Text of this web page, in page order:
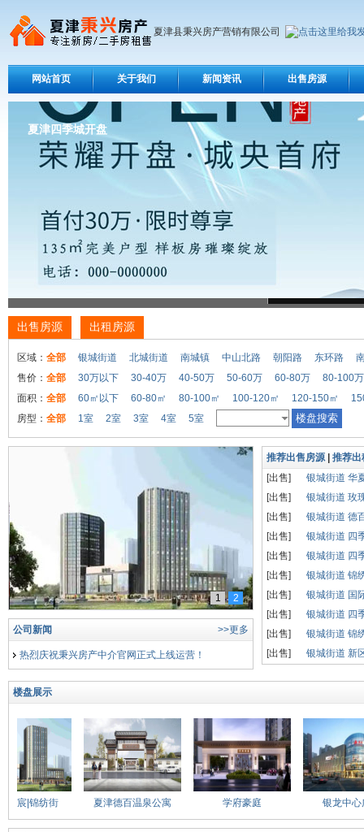
夏津县秉兴房产营销有限公司
网站首页 关于我们 新闻资讯 出售房源
夏津四季城开盘
出售房源 出租房源
区域： 全部 银城街道 北城街道 南城镇 中山北路 朝阳路 东环路
售价： 全部 30万以下 30-40万 40-50万 50-60万 60-80万
80-100万
面积： 全部 60㎡以下 60-80㎡ 80-100㎡ 100-120㎡ 120-150㎡
房型： 全部 1室 2室 3室 4室 5室
夏津出售二手房
1 2
公司新闻 >>更多
热烈庆祝秉兴房产中介官网正式上线运营！
推荐出售房源| 推荐出
[出售]
银城街道 华
[出售]
银城街道 玫
[出售]
银城街道 德
[出售]
银城街道 四
[出售]
银城街道 四
[出售]
银城街道 锦
[出售]
银城街道 国
[出售]
银城街道 四
[出售]
银城街道 锦
[出售]
银城街道 新
楼盘展示
宸|锦纺街 夏津德百温泉公寓 学府豪庭 银龙中心